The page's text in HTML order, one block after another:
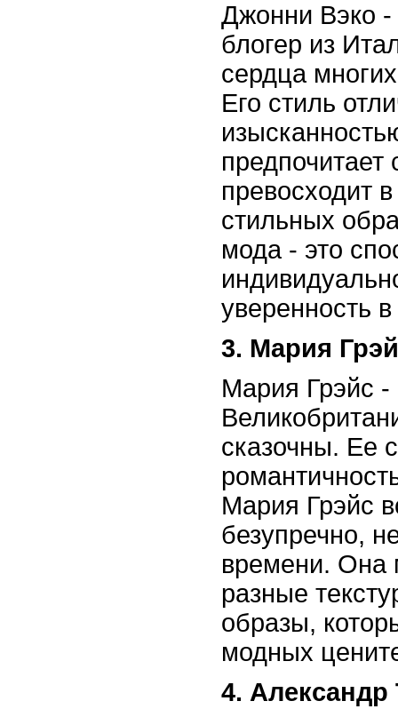
Джонни Вэко
блогер из
сердца
Его стиль
предпочитает
превосходит
стильных
мода - это
уверенность
3. Мария
Мария Грэйс -
сказочны. Ее
Мария Грэйс
безупречно,
времени. Она
разные
образы,
модных
4. Александр